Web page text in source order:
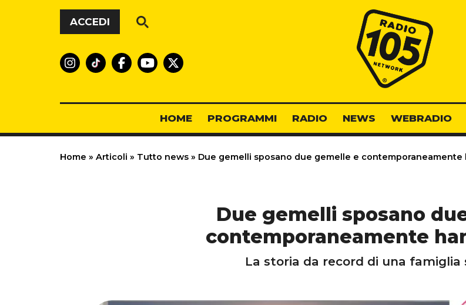
Vai al contenuto
ACCEDI
Radio 105
HOME PROGRAMMI RADIO NEWS WEBRADIO
Home » Articoli » Tutto news » Due gemelli sposano due gemelle e contemporaneamente
Due gemelli sposano
contemporaneamente
La storia da record di una